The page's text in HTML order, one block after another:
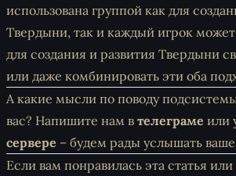
использована группой как для
Твердыни, так и каждый игрок может
для создания и развития Твердыни
или даже комбинировать эти оба
А какие мысли по поводу
вас? Напишите нам в телеграме или
сервере – будем рады услышать
Если вам понравилась эта статья или